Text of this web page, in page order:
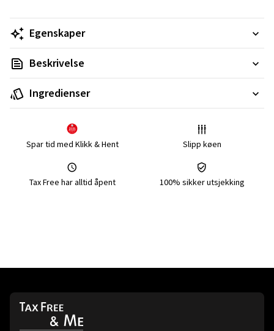
Egenskaper
Beskrivelse
Ingredienser
Spar tid med Klikk & Hent Slipp køen
Tax Free har alltid åpent 100% sikker utsjekking